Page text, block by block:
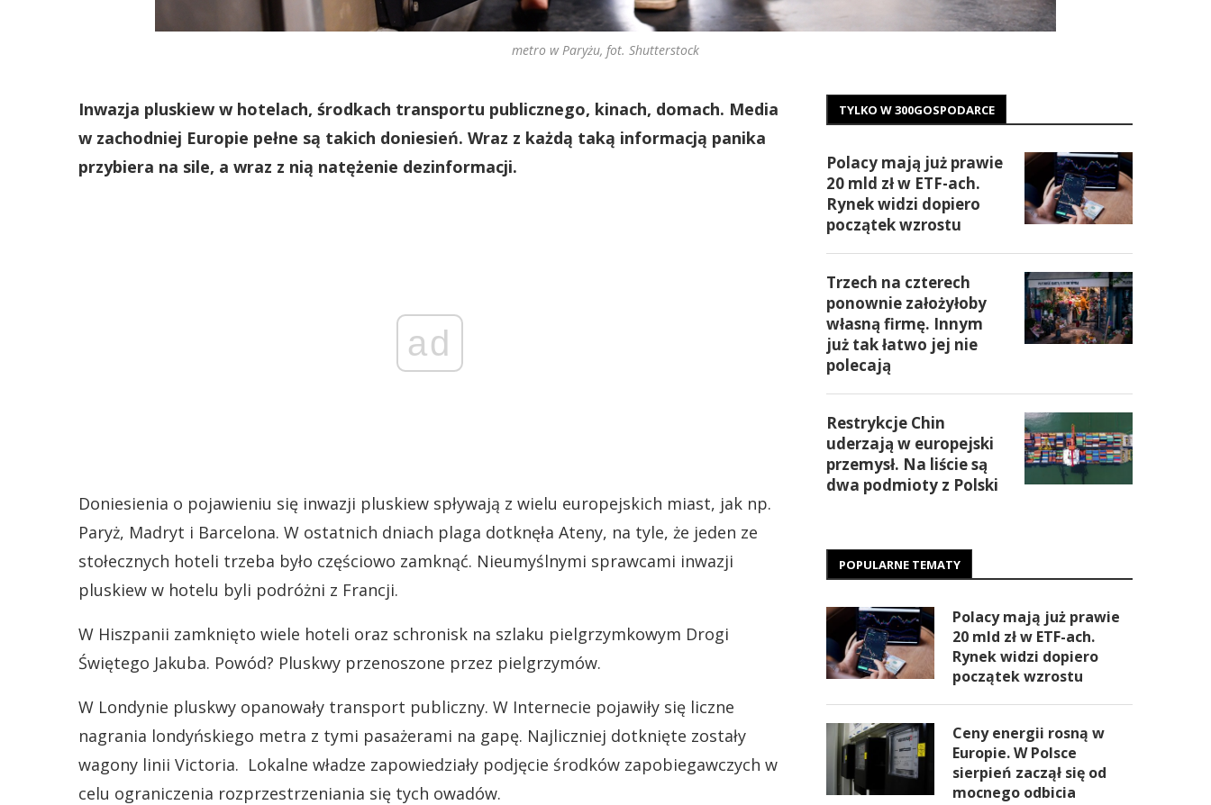
metro w Paryżu, fot. Shutterstock
Inwazja pluskiew w hotelach, środkach transportu publicznego, kinach, domach. Media
w zachodniej Europie pełne są takich doniesień. Wraz z każdą taką informacją panika
przybiera na sile, a wraz z nią natężenie dezinformacji.
ad
Doniesienia o pojawieniu się inwazji pluskiew spływają z wielu europejskich miast, jak np.
Paryż, Madryt i Barcelona. W ostatnich dniach plaga dotknęła Ateny, na tyle, że jeden ze
stołecznych hoteli trzeba było częściowo zamknąć. Nieumyślnymi sprawcami inwazji
pluskiew w hotelu byli podróżni z Francji.
W Hiszpanii zamknięto wiele hoteli oraz schronisk na szlaku pielgrzymkowym Drogi
Świętego Jakuba. Powód? Pluskwy przenoszone przez pielgrzymów.
W Londynie pluskwy opanowały transport publiczny. W Internecie pojawiły się liczne
nagrania londyńskiego metra z tymi pasażerami na gapę. Najliczniej dotknięte zostały
wagony linii Victoria. Lokalne władze zapowiedziały podjęcie środków zapobiegawczych w
celu ograniczenia rozprzestrzeniania się tych owadów.
TYLKO W 300GOSPODARCE
Polacy mają już prawie
20 mld zł w ETF-ach.
Rynek widzi dopiero
początek wzrostu
Trzech na czterech
ponownie założyłoby
własną firmę. Innym
już tak łatwo jej nie
polecają
Restrykcje Chin
uderzają w europejski
przemysł. Na liście są
dwa podmioty z Polski
POPULARNE TEMATY
Polacy mają już prawie
20 mld zł w ETF-ach.
Rynek widzi dopiero
początek wzrostu
Ceny energii rosną w
Europie. W Polsce
sierpień zaczął się od
mocnego odbicia